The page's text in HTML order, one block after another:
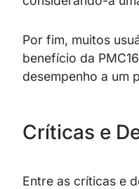
Por fim, muitos
benefício da
desempenho a um
Críticas e
Entre as críticas e